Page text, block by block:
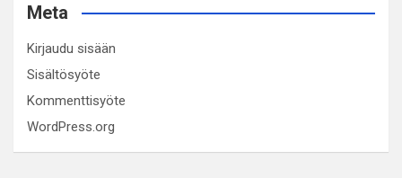
Meta
Kirjaudu sisään
Sisältösyöte
Kommenttisyöte
WordPress.org